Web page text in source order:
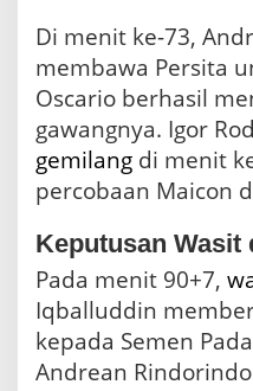
Di menit ke-73,
membawa Persita
Oscario berhasil
gemilang di menit
percobaan Maicon
Keputusan Wasit
Pada menit 90+7,
Iqballuddin
kepada Semen
Andrean